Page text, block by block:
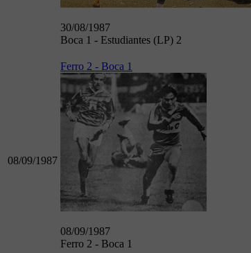
30/08/1987
Boca 1 - Estudiantes (LP) 2
08/09/1987
Ferro 2 - Boca 1
08/09/1987
Ferro 2 - Boca 1